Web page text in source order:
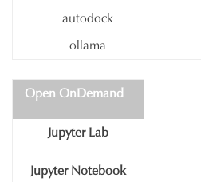
autodock
ollama
Open OnDemand
Jupyter Lab
Jupyter Notebook